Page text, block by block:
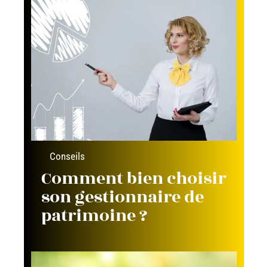
Conseils
Comment bien choisir
son gestionnaire de
patrimoine ?